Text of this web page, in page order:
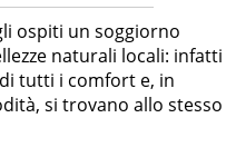
ospiti un soggiorno
naturali locali: infatti
tutti i comfort e, in
si trovano allo stesso